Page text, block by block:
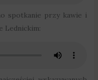
spotkanie przy kawie i
Lednickim: